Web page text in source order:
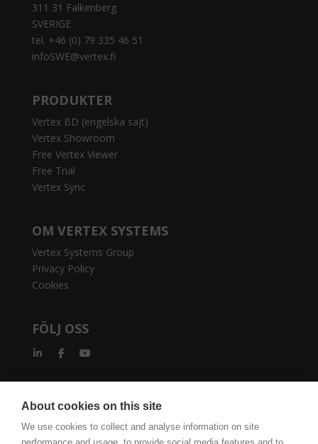
311 31 Falkenberg
SVERIGE
tel. +46 (0) 79 335 46 51
infoSWE@vertex.fi
PRODUKTER
Vertex BD (engelska sajt)
Vertex Showroom
Free Vertex Viewer
Free Trial
Vertex Sync
OM VERTEX SYSTEMS
Vertex Systems Group
Privacy Policy
Cookies
FÖLJ OSS
About cookies on this site
We use cookies to collect and analyse information on site